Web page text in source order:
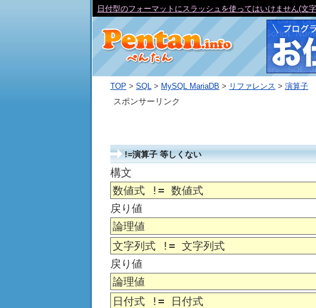
TOP > SQL > MySQL MariaDB > リファレンス > 演算子
!=演算子 等しくない
構文
数値式 != 数値式
戻り値
論理値
文字列式 != 文字列式
戻り値
論理値
日付式 != 日付式
スポンサーリンク
日付型のフォーマットにスラッシュを使ってはいけません(文